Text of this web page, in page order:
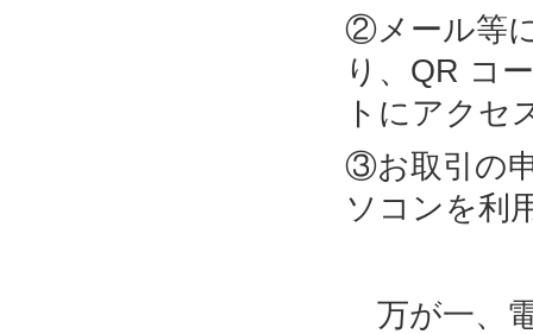
②メール等
り、QR コ
トにアクセ
③お取引の
ソコンを利
万が一、